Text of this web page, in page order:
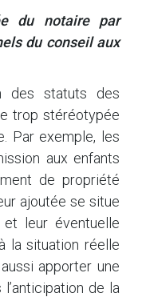
du notaire par
du conseil aux
des statuts des
trop stéréotypée
Par exemple, les
aux enfants
de propriété
ajoutée se situe
leur éventuelle
la situation réelle
apporter une
de la